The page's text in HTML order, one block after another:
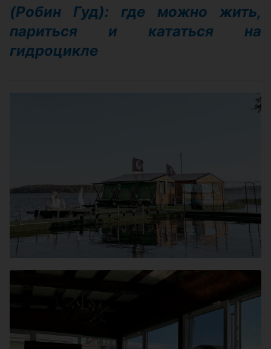
(Робин Гуд): где можно жить,
париться и кататься на
гидроцикле